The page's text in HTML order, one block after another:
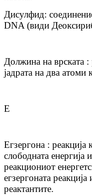
Дисулфид:
DNA (види
Должина на врската :
јадрата на два атоми
Е
Егзергона : реакција
слободната енергија
реакциониот
егзергоната
реактантите.